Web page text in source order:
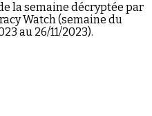
la semaine décryptée par
Watch (semaine du
au 26/11/2023).